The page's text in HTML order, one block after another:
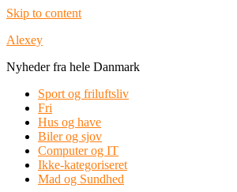
Skip to content
Alexey
Nyheder fra hele Danmark
Sport og friluftsliv
Fri
Hus og have
Biler og sjov
Computer og IT
Ikke-kategoriseret
Mad og Sundhed